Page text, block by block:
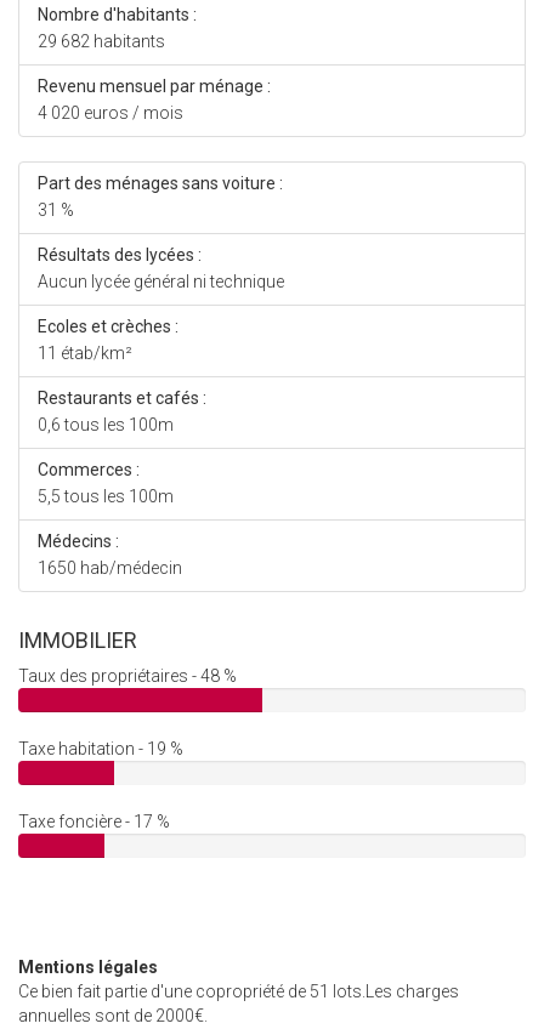
Nombre d'habitants :
29 682 habitants
Revenu mensuel par ménage :
4 020 euros / mois
Part des ménages sans voiture :
31 %
Résultats des lycées :
Aucun lycée général ni technique
Ecoles et crèches :
11 étab/km²
Restaurants et cafés :
0,6 tous les 100m
Commerces :
5,5 tous les 100m
Médecins :
1650 hab/médecin
IMMOBILIER
Taux des propriétaires - 48 %
Taxe habitation - 19 %
Taxe foncière - 17 %
Mentions légales
Ce bien fait partie d'une copropriété de 51 lots.Les charges
annuelles sont de 2000€.